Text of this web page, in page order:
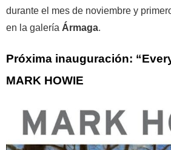
durante el mes de noviembre y
en la galería Ármaga.
Próxima inauguración:
MARK HOWIE